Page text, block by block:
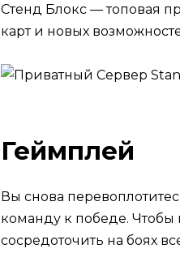
Стенд Блокс — топовая
карт и новых
Геймплей
Вы снова
команду к победе.
сосредоточить на боях